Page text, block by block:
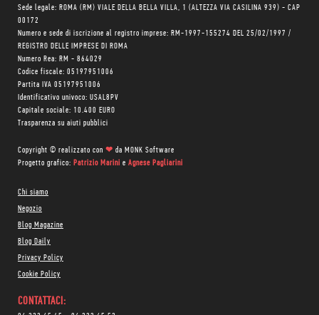
Sede legale: ROMA (RM) VIALE DELLA BELLA VILLA, 1 (ALTEZZA VIA CASILINA 939) - CAP
00172
Numero e sede di iscrizione al registro imprese: RM-1997-155274 DEL 25/02/1997 /
REGISTRO DELLE IMPRESE DI ROMA
Numero Rea: RM - 864029
Codice fiscale: 05197951006
Partita IVA 05197951006
Identificativo univoco: USAL8PV
Capitale sociale: 10.400 EURO
Trasparenza su aiuti pubblici
Copyright © realizzato con ❤ da MONK Software
Progetto grafico: Patrizio Marini e Agnese Pagliarini
Chi siamo
Negozio
Blog Magazine
Blog Daily
Privacy Policy
Cookie Policy
CONTATTACI: